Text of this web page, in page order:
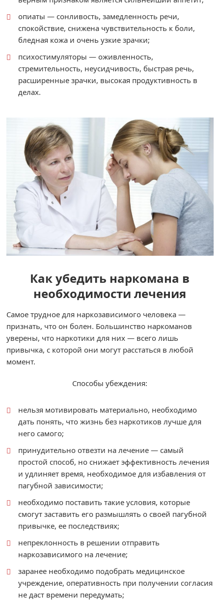
опиаты — сонливость, замедленность речи,
спокойствие, снижена чувствительность к боли,
бледная кожа и очень узкие зрачки;
психостимуляторы — оживленность,
стремительность, неусидчивость, быстрая речь,
расширенные зрачки, высокая продуктивность в
делах.
Как убедить наркомана в
необходимости лечения
Самое трудное для наркозависимого человека —
признать, что он болен. Большинство наркоманов
уверены, что наркотики для них — всего лишь
привычка, с которой они могут расстаться в любой
момент.
Способы убеждения:
нельзя мотивировать материально, необходимо
дать понять, что жизнь без наркотиков лучше для
него самого;
принудительно отвезти на лечение — самый
простой способ, но снижает эффективность лечения
и удлиняет время, необходимое для избавления от
пагубной зависимости;
необходимо поставить такие условия, которые
смогут заставить его размышлять о своей пагубной
привычке, ее последствиях;
непреклонность в решении отправить
наркозависимого на лечение;
заранее необходимо подобрать медицинское
учреждение, оперативность при получении согласия
не даст времени передумать;